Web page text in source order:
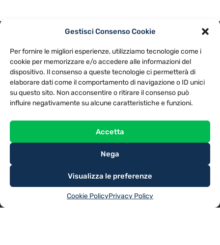
Gestisci Consenso Cookie
Per fornire le migliori esperienze, utilizziamo tecnologie come i
cookie per memorizzare e/o accedere alle informazioni del
dispositivo. Il consenso a queste tecnologie ci permetterà di
elaborare dati come il comportamento di navigazione o ID unici
su questo sito. Non acconsentire o ritirare il consenso può
influire negativamente su alcune caratteristiche e funzioni.
Accetta
Nega
Visualizza le preferenze
Cookie PolicyPrivacy Policy
NOTE LEGALI
CONTATTACI PREFERENZE
TV LIBERA S.P.A.
Via Monteleonese 95/21 – 51100 Pistoia (PT)
Tel. 0573.9136 / Fax 0573.913615